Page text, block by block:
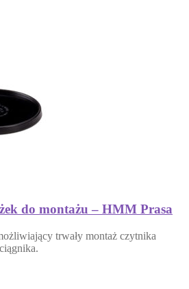
do montażu – HMM Prasa
trwały montaż czytnika